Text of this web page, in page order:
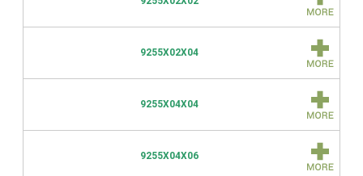
9255X02X04
9255X04X04
9255X04X06